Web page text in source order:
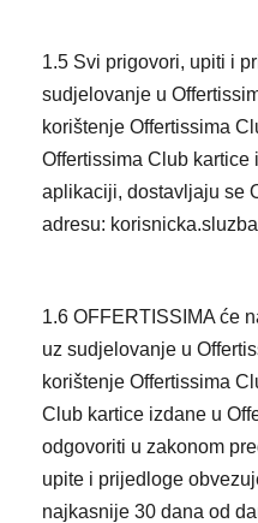
1.5 Svi prigovori, upiti i
sudjelovanje u
korištenje Offertissima
Offertissima Club
aplikaciji, dostavljaju se
adresu:
1.6 OFFERTISSIMA će
uz sudjelovanje u
korištenje Offertissima
Club kartice izdane u
odgovoriti u zakonom
upite i prijedloge
najkasnije 30 dana od